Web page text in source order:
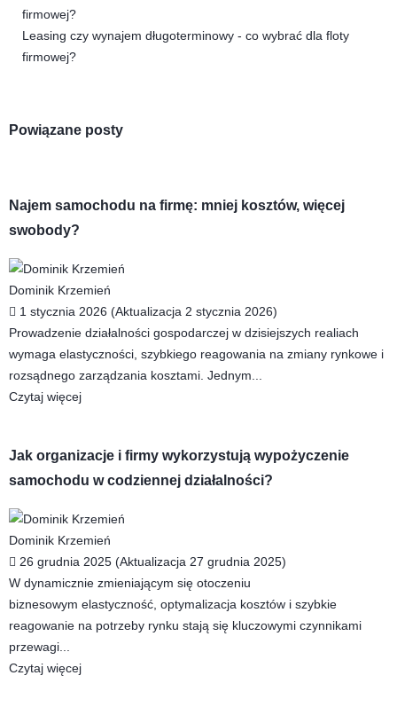
Leasing czy wynajem długoterminowy - co wybrać dla floty
firmowej?
Powiązane posty
Najem samochodu na firmę: mniej kosztów, więcej
swobody?
Dominik Krzemień
1 stycznia 2026 (Aktualizacja 2 stycznia 2026)
Prowadzenie działalności gospodarczej w dzisiejszych realiach
wymaga elastyczności, szybkiego reagowania na zmiany rynkowe i
rozsądnego zarządzania kosztami. Jednym...
Czytaj więcej
Jak organizacje i firmy wykorzystują wypożyczenie
samochodu w codziennej działalności?
Dominik Krzemień
26 grudnia 2025 (Aktualizacja 27 grudnia 2025)
W dynamicznie zmieniającym się otoczeniu
biznesowym elastyczność, optymalizacja kosztów i szybkie
reagowanie na potrzeby rynku stają się kluczowymi czynnikami
przewagi...
Czytaj więcej